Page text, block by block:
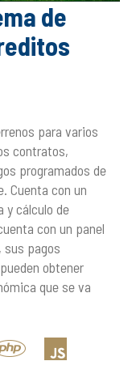
de
para varios
contratos,
programados de
Cuenta con un
y cálculo de
con un panel
sus pagos
obtener
que se va